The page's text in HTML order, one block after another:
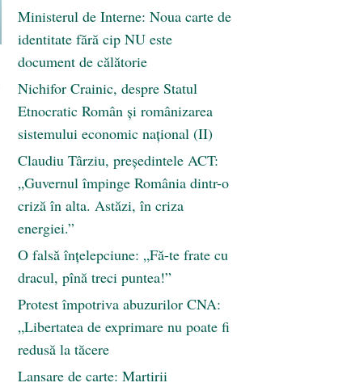
Ministerul de Interne: Noua carte de
identitate fără cip NU este
document de călătorie
Nichifor Crainic, despre Statul
Etnocratic Român şi românizarea
sistemului economic naţional (II)
Claudiu Târziu, președintele ACT:
„Guvernul împinge România dintr-o
criză în alta. Astăzi, în criza
energiei.”
O falsă înțelepciune: „Fă-te frate cu
dracul, pînă treci puntea!”
Protest împotriva abuzurilor CNA:
„Libertatea de exprimare nu poate fi
redusă la tăcere
Lansare de carte: Martirii